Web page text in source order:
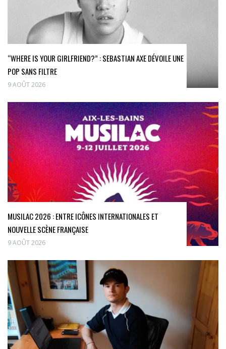
“WHERE IS YOUR GIRLFRIEND?” : SEBASTIAN AXE DÉVOILE UNE
POP SANS FILTRE
9 AOÛT 2026
MUSILAC 2026 : ENTRE ICÔNES INTERNATIONALES ET
NOUVELLE SCÈNE FRANÇAISE
9 AOÛT 2026